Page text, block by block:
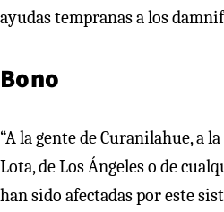
ayudas tempranas a los
Bono
“A la gente de Curanilahue, a
Lota, de Los Ángeles o de
han sido afectadas por este